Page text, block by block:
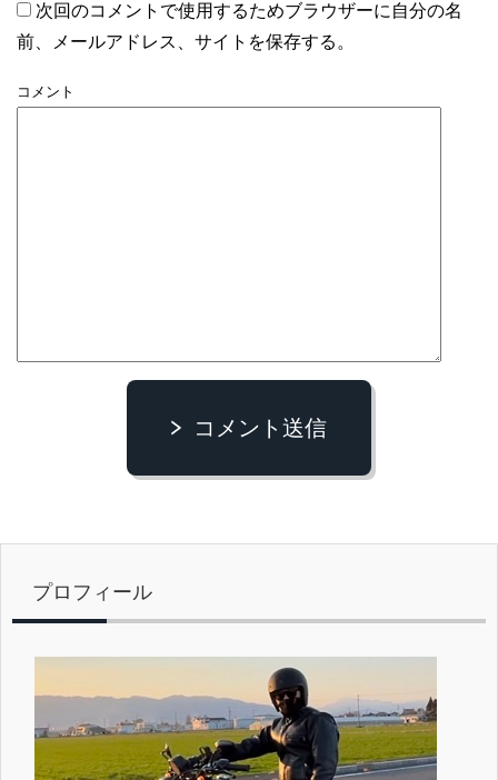
次回のコメントで使用するためブラウザーに自分の名
前、メールアドレス、サイトを保存する。
コメント
コメント送信
プロフィール